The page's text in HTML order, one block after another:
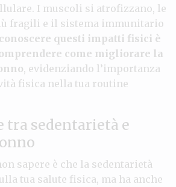
I muscoli si atrofizzano, le
fragili e il sistema immunitario
questi impatti fisici è
come migliorare la
, evidenziando l’importanza
fisica nella tua routine
tra sedentarietà e
sapere è che la sedentarietà
tua salute fisica, ma ha anche